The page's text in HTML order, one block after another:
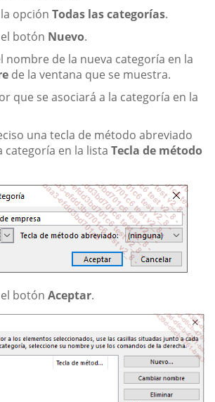
opción Todas las categorías.
botón Nuevo.
nombre de la nueva categoría en la
de la ventana que se muestra.
que se asociará a la categoría en la
una tecla de método abreviado
categoría en la lista Tecla de método
botón Aceptar.